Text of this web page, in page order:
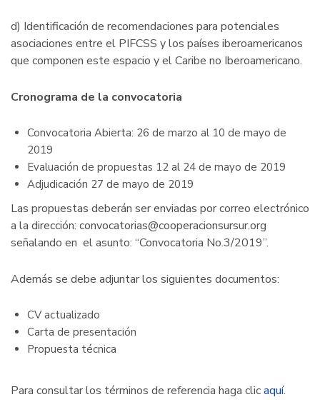
d) Identificación de recomendaciones para potenciales
asociaciones entre el PIFCSS y los países iberoamericanos
que componen este espacio y el Caribe no Iberoamericano.
Cronograma de la convocatoria
Convocatoria Abierta: 26 de marzo al 10 de mayo de
2019
Evaluación de propuestas 12 al 24 de mayo de 2019
Adjudicación 27 de mayo de 2019
Las propuestas deberán ser enviadas por correo electrónico
a la dirección: convocatorias@cooperacionsursur.org
señalando en el asunto: “Convocatoria No.3/2019”.
Además se debe adjuntar los siguientes documentos:
CV actualizado
Carta de presentación
Propuesta técnica
Para consultar los términos de referencia haga clicaquí.